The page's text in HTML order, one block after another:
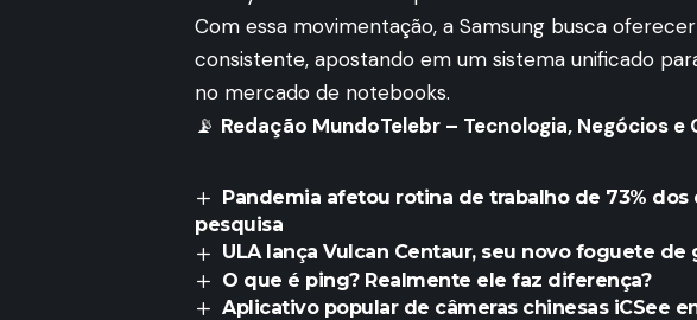
Com essa movimentação, a Samsung busca
consistente, apostando em um sistema unificado
no mercado de notebooks.
📡 Redação MundoTelebr – Tecnologia, Negócios
Pandemia afetou rotina de trabalho de 73%
pesquisa
ULA lança Vulcan Centaur, seu novo foguete de
O que é ping? Realmente ele faz diferença?
Aplicativo popular de câmeras chinesas iCSee